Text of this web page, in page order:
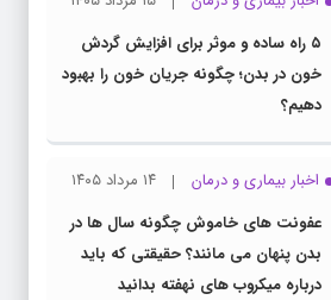
۵ راه ساده و موثر برای افزایش گردش
خون در بدن؛ چگونه جریان خون را بهبود
دهیم؟
اخبار بیماری و درمان
۱۴ مرداد ۱۴۰۵
عفونت های خاموش چگونه سال ها در
بدن پنهان می مانند؟ حقیقتی که باید
درباره میکروب های نهفته بدانید